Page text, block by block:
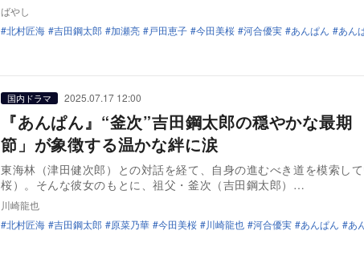
ばやし
北村匠海
吉田鋼太郎 加瀬亮 戸田恵子 今田美桜 河合優実 あんぱん あん
国内ドラマ 2025.07.17 12:00
『あんぱん』“釜次”吉田鋼太郎の穏やかな最
節」が象徴する温かな絆に涙
東海林（津田健次郎）との対話を経て、自身の進むべき道を模索し
桜）。そんな彼女のもとに、祖父・釜次（吉田鋼太郎）…
川崎龍也
北村匠海
吉田鋼太郎 原菜乃華 今田美桜 川崎龍也 河合優実 あんぱん あ